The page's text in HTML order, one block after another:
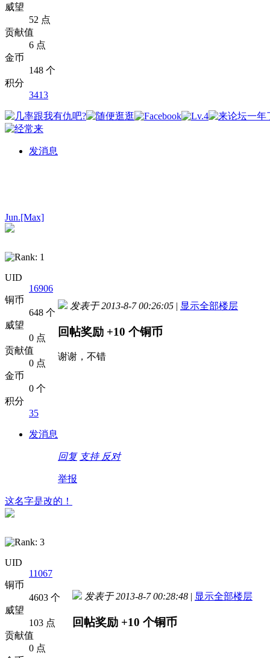
威望
52 点
贡献值
6 点
金币
148 个
积分
3413
发消息
Jun.[Max]
UID
16906
铜币
648 个
威望
0 点
贡献值
0 点
金币
0 个
积分
35
发消息
发表于 2013-8-7 00:26:05 | 显示全部楼层
回帖奖励 +10 个铜币
谢谢，不错
回复 支持 反对
举报
这名字是改的！
UID
11067
铜币
4603 个
威望
103 点
贡献值
0 点
发表于 2013-8-7 00:28:48 | 显示全部楼层
回帖奖励 +10 个铜币